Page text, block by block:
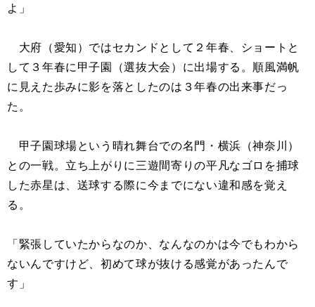
よ」
大府（愛知）ではセカンドとして２年春、ショートと
して３年春に甲子園（選抜大会）に出場する。順風満帆
に見えた歩みに影を落としたのは３年春の出来事だっ
た。
甲子園球場という晴れ舞台での名門・横浜（神奈川）
との一戦。立ち上がりに三遊間寄りの平凡なゴロを捕球
した赤星は、送球する際に今までにない違和感を覚え
る。
「緊張していたからなのか、なんなのかは今でもわから
ないんですけど、初めて球が抜ける感覚があったんで
す」